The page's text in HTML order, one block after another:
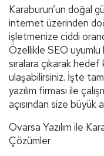
Karaburun’un doğal
internet üzerinden
işletmenize ciddi
Özellikle SEO
sıralara çıkarak
ulaşabilirsiniz. İşte
yazılım firması ile
açısından size büyük
Ovarsa Yazılım ile
Çözümler